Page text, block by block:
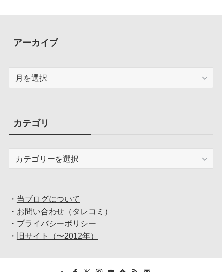
アーカイブ
ブカテゴリ
・ 当ブログについて
・ お問い合わせ（タレコミ）
・ プライバシーポリシー
・
旧サイト（〜2012年）